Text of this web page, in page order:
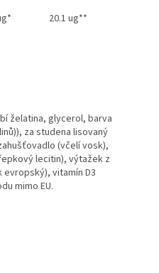
20.1 ug**
želatina, glycerol, barva
za studena lisovaný
(včelí vosk),
lecitin), výtažek z
vitamín D3
mimo EU.